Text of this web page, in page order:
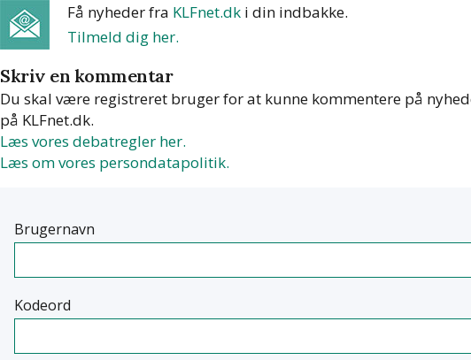
Få nyheder fra KLFnet.dk i din indbakke.
Tilmeld dig her.
Skriv en kommentar
Du skal være registreret bruger for at kunne kommentere på
på KLFnet.dk.
Læs vores debatregler her.
Læs om vores persondatapolitik.
Brugernavn
Kodeord